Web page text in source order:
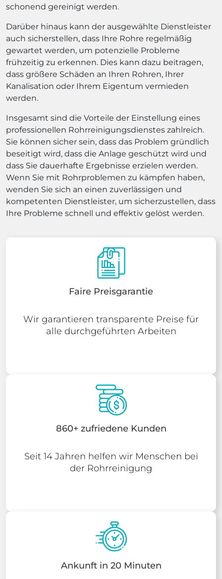
schonend gereinigt werden.
Darüber hinaus kann der ausgewählte Dienstleister
auch sicherstellen, dass Ihre Rohre regelmäßig
gewartet werden, um potenzielle Probleme
frühzeitig zu erkennen. Dies kann dazu beitragen,
dass größere Schäden an Ihren Rohren, Ihrer
Kanalisation oder Ihrem Eigentum vermieden
werden.
Insgesamt sind die Vorteile der Einstellung eines
professionellen Rohrreinigungsdienstes zahlreich.
Sie können sicher sein, dass das Problem gründlich
beseitigt wird, dass die Anlage geschützt wird und
dass Sie dauerhafte Ergebnisse erzielen werden.
Wenn Sie mit Rohrproblemen zu kämpfen haben,
wenden Sie sich an einen zuverlässigen und
kompetenten Dienstleister, um sicherzustellen, dass
Ihre Probleme schnell und effektiv gelöst werden.
Faire Preisgarantie
Wir garantieren transparente Preise für
alle durchgeführten Arbeiten
860+ zufriedene Kunden
Seit 14 Jahren helfen wir Menschen bei
der Rohrreinigung
Ankunft in 20 Minuten